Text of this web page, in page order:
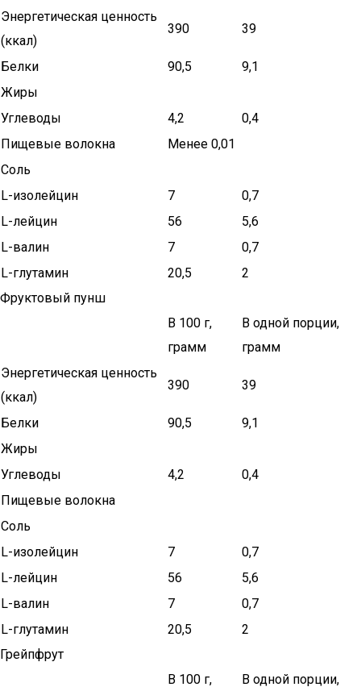
Энергетическая ценность
(ккал)
390 39
Белки 90,5
9,1
Жиры
Углеводы
4,2
0,4
Пищевые волокна
Менее 0,01
Соль
L-изолейцин
7
0,7
L-лейцин
56
5,6
L-валин
7
0,7
L-глутамин
20,5
2
Фруктовый пунш
В 100 г,
грамм
В одной порции,
грамм
Энергетическая ценность
(ккал)
390 39
Белки 90,5
9,1
Жиры
Углеводы
4,2
0,4
Пищевые волокна
Соль
L-изолейцин
7
0,7
L-лейцин
56
5,6
L-валин
7
0,7
L-глутамин
20,5
2
Грейпфрут
В 100 г,
В одной порции,